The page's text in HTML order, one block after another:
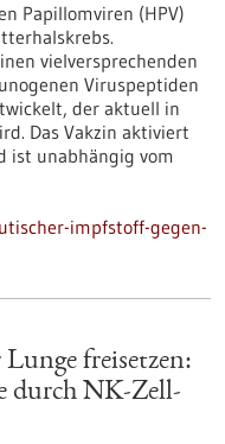
Papillomviren (HPV)
vielversprechenden
Viruspeptiden
der aktuell in
Das Vakzin aktiviert
ist unabhängig vom
impfstoff-gegen-
freisetzen:
durch NK-Zell-